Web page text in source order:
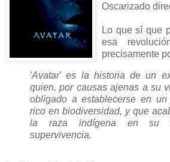
Oscarizado
Lo que sí que
esa
precisamente
'Avatar' es la historia de un
quien, por causas ajenas a su
obligado a establecerse en un
rico en biodiversidad, y que
la raza indígena en su
supervivencia.